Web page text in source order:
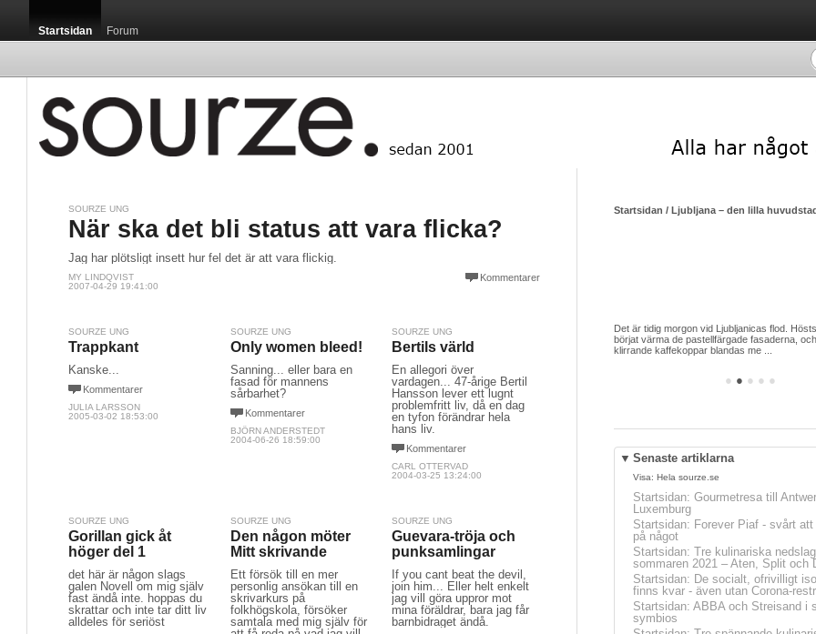
Startsidan Forum
SOURZE UNG
När ska det bli status att vara flicka?
Jag har plötsligt insett hur fel det är att vara flickig.
Kommentarer
MY LINDQVIST
2007-04-29 19:41:00
SOURZE UNG
Trappkant
Kanske...
Kommentarer
JULIA LARSSON
2005-03-02 18:53:00
SOURZE UNG
Only women bleed!
Sanning... eller bara en
fasad för mannens
sårbarhet?
Kommentarer
BJÖRN ANDERSTEDT
2004-06-26 18:59:00
SOURZE UNG
Bertils värld
En allegori över
vardagen... 47-årige Bertil
Hansson lever ett lugnt
problemfritt liv, då en dag
en tyfon förändrar hela
hans liv.
Kommentarer
CARL OTTERVAD
2004-03-25 13:24:00
SOURZE UNG
Gorillan gick åt
höger del 1
det här är någon slags
galen Novell om mig själv
fast ändå inte. hoppas du
skrattar och inte tar ditt liv
alldeles för seriöst
SOURZE UNG
Den någon möter
Mitt skrivande
Ett försök till en mer
personlig ansökan till en
skrivarkurs på
folkhögskola, försöker
samtala med mig själv för
SOURZE UNG
Guevara-tröja och
punksamlingar
If you cant beat the devil,
join him... Eller helt enkelt
jag vill göra uppror mot
mina föräldrar, bara jag får
barnbidraget ändå.
● ● ● ● ●
Startsidan / Ljubljana – den lilla
Det är tidig morgon vid Ljubljanicas flod.
börjat värma de pastellfärgade fasaderna,
klirrande kaffekoppar blandas me ...
▼ Senaste artiklarna
Visa: Hela sourze.se
Startsidan: Gourmetresa till
Luxemburg
Startsidan: Forever Piaf - svårt
på något
Startsidan: Tre kulinariska nedslag
sommaren 2021 – Aten, Split och
Startsidan: De socialt, ofrivilligt
finns kvar - även utan Corona-
Startsidan: ABBA och Streisand i
symbios